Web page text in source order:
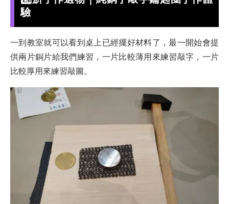
驗
一到教室就可以看到桌上已經擺好材料了，最一開始會提
供兩片銅片給我們練習，一片比較薄用來練習敲字，一片
比較厚用來練習敲圖。